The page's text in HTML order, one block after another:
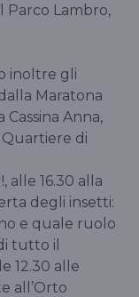
Parco Lambro,
inoltre gli
Maratona
Anna,
di
alle 16.30 alla
degli insetti:
e quale ruolo
tutto il
12.30 alle
all’Orto